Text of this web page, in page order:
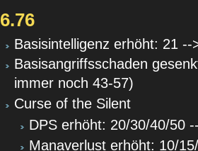
6.76
Basisintelligenz erhöht: 21 --
Basisangriffsschaden
immer noch 43-57)
Curse of the Silent
DPS erhöht: 20/30/40/50
Manaverlust erhöht: 10/